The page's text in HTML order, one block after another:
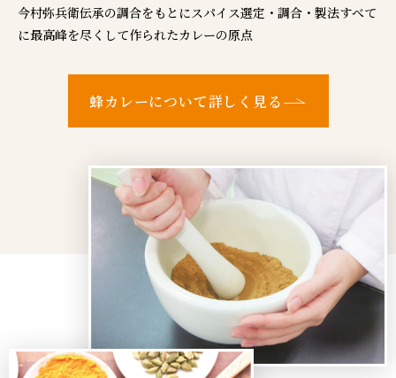
今村弥兵衛伝承の調合をもとにスパイス選定・調合・製法すべて
に最高峰を尽くして作られたカレーの原点
蜂カレーについて詳しく見る